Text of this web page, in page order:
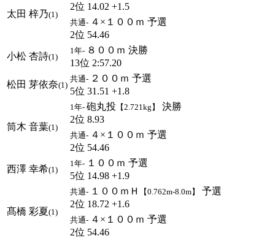
太田 梓乃(1)
2位 14.02 +1.5
共通- ４×１００ｍ 予選
2位 54.46
小松 杏詩(1)
1年- ８００ｍ 決勝
13位 2:57.20
松田 芽依奈(1)
共通- ２００ｍ 予選
5位 31.51 +1.8
筒木 音葉(1)
1年- 砲丸投 【2.721kg】
決勝
2位 8.93
共通- ４×１００ｍ 予選
2位 54.46
西澤 幸希(1)
1年- １００ｍ 予選
5位 14.98 +1.9
髙橋 彩夏(1)
共通- １００ｍＨ 【0.762m-8.0m】
予選
2位 18.72 +1.6
共通- ４×１００ｍ 予選
2位 54.46